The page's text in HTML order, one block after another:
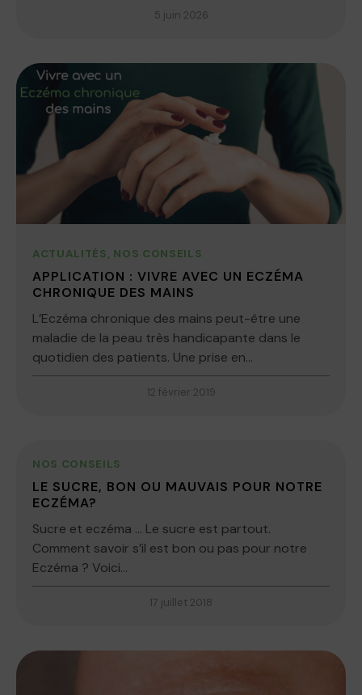
5 juin 2026
ACTUALITÉS, NOS CONSEILS
APPLICATION : VIVRE AVEC UN ECZÉMA
CHRONIQUE DES MAINS
L’Eczéma chronique des mains peut-être une
maladie de la peau très handicapante dans le
quotidien des patients. Une prise en...
12 février 2019
NOS CONSEILS
LE SUCRE, BON OU MAUVAIS POUR NOTRE
ECZÉMA?
Sucre et eczéma … Le sucre est partout.
Comment savoir s’il est bon ou pas pour notre
Eczéma ? Voici...
17 juillet 2018